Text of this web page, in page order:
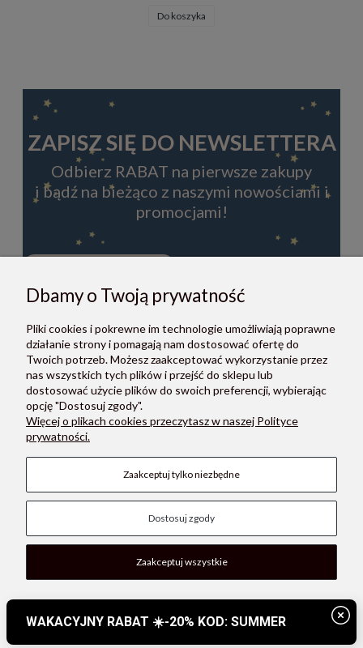
Do koszyka
ZAPISZ SIĘ DO NEWSLETTERA
Odbierz RABAT na pierwsze zakupy
i bądź na bieżąco z naszymi nowościami i
promocjami!
ZAPISZ SIĘ
Zapisując się do newslettera, akceptujesz Regulamin i Politykę
prywatności.
O NAS
MOON STORE W SOCIAL MEDIA
Sklep internetowy Shoplo.pl , powered by
Dbamy o Twoją prywatność
Pliki cookies i pokrewne im technologie umożliwiają poprawne
działanie strony i pomagają nam dostosować ofertę do
Twoich potrzeb. Możesz zaakceptować wykorzystanie przez
nas wszystkich tych plików i przejść do sklepu lub
dostosować użycie plików do swoich preferencji, wybierając
opcję "Dostosuj zgody".
Więcej o plikach cookies przeczytasz w naszej Polityce
prywatności.
Zaakceptuj tylko niezbędne
Dostosuj zgody
Zaakceptuj wszystkie